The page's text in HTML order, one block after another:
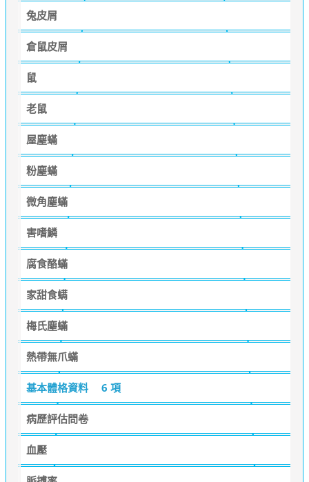
兔皮屑
倉鼠皮屑
鼠
老鼠
屋塵蟎
粉塵蟎
微角塵蟎
害嗜鱗
腐食酪蟎
家甜食螨
梅氏塵蟎
熱帶無爪蟎
基本體格資料 6 項
病歷評估問卷
血壓